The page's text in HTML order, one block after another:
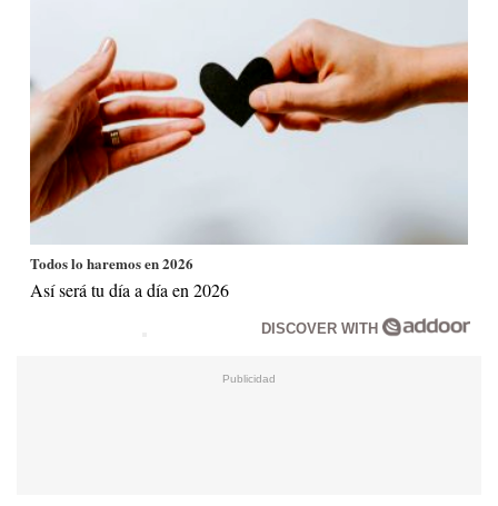
Todos lo haremos en 2026
Así será tu día a día en 2026
DISCOVER WITH